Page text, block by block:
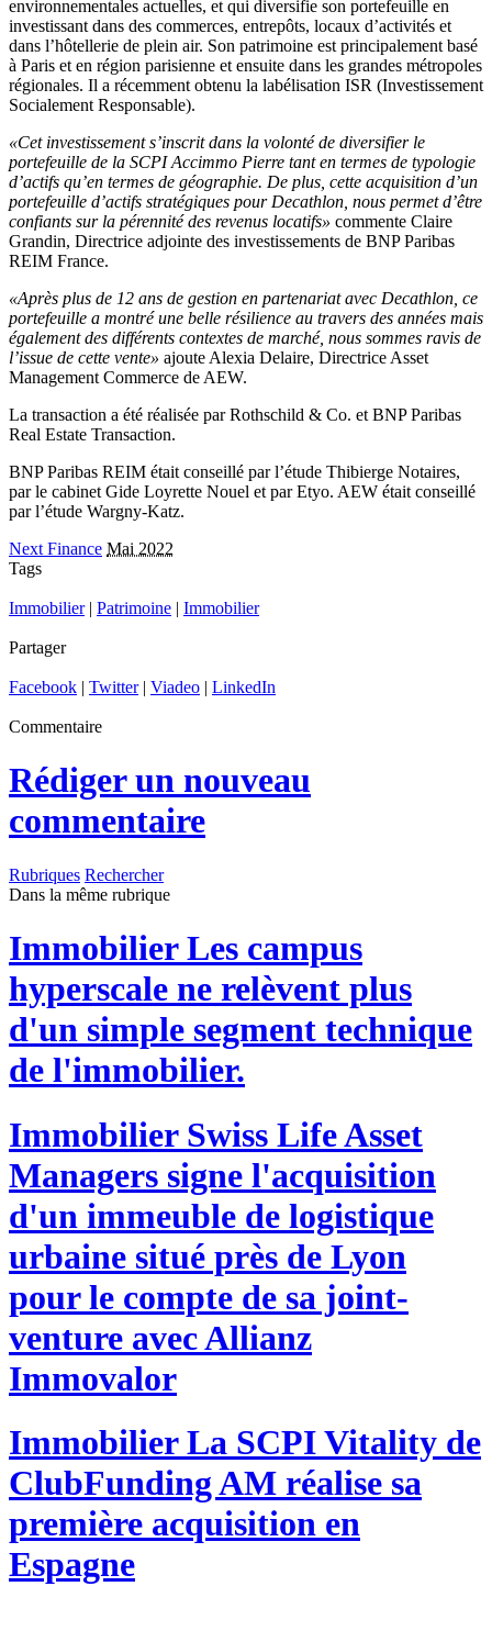
environnementales actuelles, et qui diversifie son portefeuille en
investissant dans des commerces, entrepôts, locaux d’activités et
dans l’hôtellerie de plein air. Son patrimoine est principalement basé
à Paris et en région parisienne et ensuite dans les grandes métropoles
régionales. Il a récemment obtenu la labélisation ISR (Investissement
Socialement Responsable).
«Cet investissement s’inscrit dans la volonté de diversifier le
portefeuille de la SCPI Accimmo Pierre tant en termes de typologie
d’actifs qu’en termes de géographie. De plus, cette acquisition d’un
portefeuille d’actifs stratégiques pour Decathlon, nous permet d’être
confiants sur la pérennité des revenus locatifs» commente Claire
Grandin, Directrice adjointe des investissements de BNP Paribas
REIM France.
«Après plus de 12 ans de gestion en partenariat avec Decathlon, ce
portefeuille a montré une belle résilience au travers des années mais
également des différents contextes de marché, nous sommes ravis de
l’issue de cette vente» ajoute Alexia Delaire, Directrice Asset
Management Commerce de AEW.
La transaction a été réalisée par Rothschild & Co. et BNP Paribas
Real Estate Transaction.
BNP Paribas REIM était conseillé par l’étude Thibierge Notaires,
par le cabinet Gide Loyrette Nouel et par Etyo. AEW était conseillé
par l’étude Wargny-Katz.
Next Finance Mai 2022
Tags
Immobilier| Patrimoine | Immobilier
Partager
Facebook | Twitter| Viadeo | LinkedIn
Commentaire
Rédiger un nouveau
commentaire
Rubriques Rechercher
Dans la même rubrique
ImmobilierLes campus
hyperscale ne relèvent plus
d'un simple segment technique
de l'immobilier.
ImmobilierSwiss Life Asset
Managers signe l'acquisition
d'un immeuble de logistique
urbaine situé près de Lyon
pour le compte de sa joint-
venture avec Allianz
Immovalor
ImmobilierLa SCPI Vitality de
ClubFunding AM réalise sa
première acquisition en
Espagne